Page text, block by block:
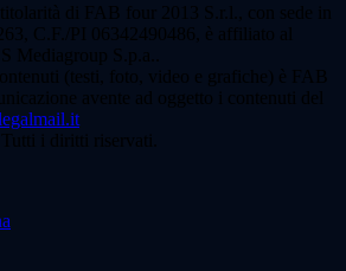
di FAB four 2013 S.r.l., con sede in
C.F./PI 06342490486, è affiliato al
Mediagroup S.p.a..
(testi, foto, video e grafiche) è FAB
avente ad oggetto i contenuti del
i diritti riservati.